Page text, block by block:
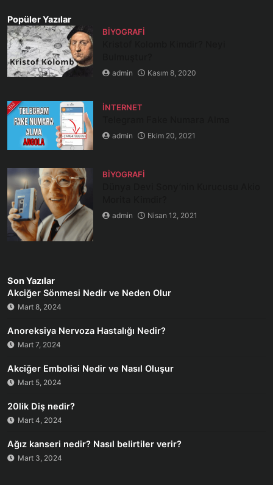
Popüler Yazılar
BIYOGRAFI
admin Kasım 8, 2020
İNTERNET
admin Ekim 20, 2021
BIYOGRAFI
admin Nisan 12, 2021
Son Yazılar
Akciğer Sönmesi Nedir ve Neden Olur
Mart 8, 2024
Anoreksiya Nervoza Hastalığı Nedir?
Mart 7, 2024
Akciğer Embolisi Nedir ve Nasıl Oluşur
Mart 5, 2024
20lik Diş nedir?
Mart 4, 2024
Ağız kanseri nedir? Nasıl belirtiler verir?
Mart 3, 2024